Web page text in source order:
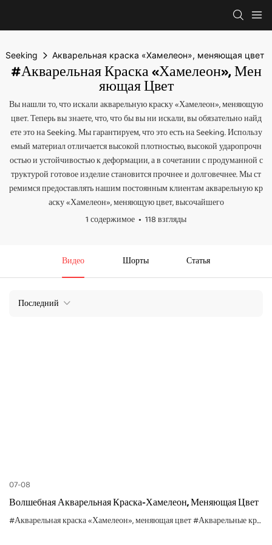
Seeking Акварельная краска «Хамелеон», меняющая цвет
#Акварельная Краска «Хамелеон», Мен
Яющая Цвет
Вы нашли то, что искали акварельную краску «Хамелеон», меняющую
цвет. Теперь вы знаете, что, что бы вы ни искали, вы обязательно найд
ете это на Seeking. Мы гарантируем, что это есть на Seeking. Использу
емый материал отличается высокой плотностью, высокой ударопрочн
остью и устойчивостью к деформации, а в сочетании с продуманной с
труктурой готовое изделие становится прочнее и долговечнее. Мы ст
ремимся предоставлять нашим постоянным клиентам акварельную кр
аску «Хамелеон», меняющую цвет, высочайшего
1 содержимое
118 взгляды
Видео Шорты Статья
Последний
07-08
Волшебная Акварельная Краска-Хамелеон, Меняющая Цвет
#Акварельная краска «Хамелеон», меняющая цвет#Акварельные краски